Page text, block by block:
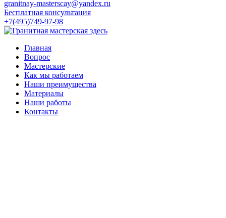
granitnay-masterscay@yandex.ru
Бесплатная консультация
+7(495)749-97-98
Главная
Вопрос
Мастерские
Как мы работаем
Наши преимущества
Материалы
Наши работы
Контакты